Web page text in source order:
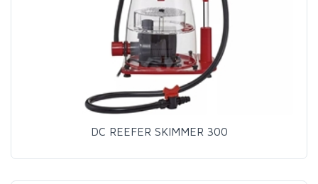
DC REEFER SKIMMER 300